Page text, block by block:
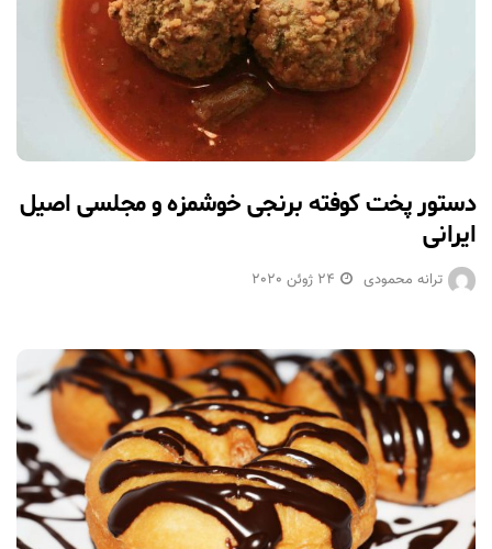
دستور پخت کوفته برنجی خوشمزه و مجلسی اصیل
ایرانی
ترانه محمودی 24 ژوئن 2020